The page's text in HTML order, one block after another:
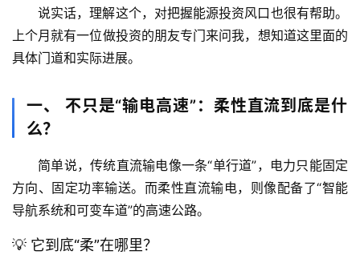
说实话，理解这个，对把握能源投资风口也很有帮助。
上个月就有一位做投资的朋友专门来问我，想知道这里面的
具体门道和实际进展。
一、 不只是“输电高速”：柔性直流到底是什
么？
简单说，传统直流输电像一条“单行道”，电力只能固定
方向、固定功率输送。而柔性直流输电，则像配备了“智能
导航系统和可变车道”的高速公路。
💡 它到底“柔”在哪里？